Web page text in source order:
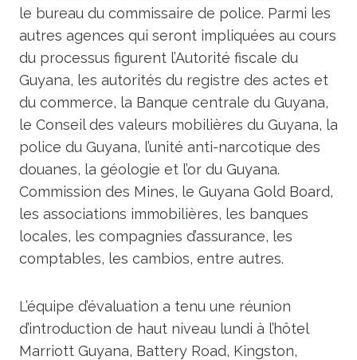
le bureau du commissaire de police. Parmi les
autres agences qui seront impliquées au cours
du processus figurent l’Autorité fiscale du
Guyana, les autorités du registre des actes et
du commerce, la Banque centrale du Guyana,
le Conseil des valeurs mobilières du Guyana, la
police du Guyana, l’unité anti-narcotique des
douanes, la géologie et l’or du Guyana.
Commission des Mines, le Guyana Gold Board,
les associations immobilières, les banques
locales, les compagnies d’assurance, les
comptables, les cambios, entre autres.
L’équipe d’évaluation a tenu une réunion
d’introduction de haut niveau lundi à l’hôtel
Marriott Guyana, Battery Road, Kingston,